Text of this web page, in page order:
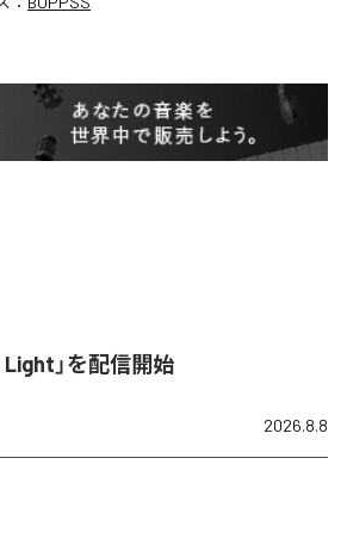
Light」を配信開始
2026.8.8